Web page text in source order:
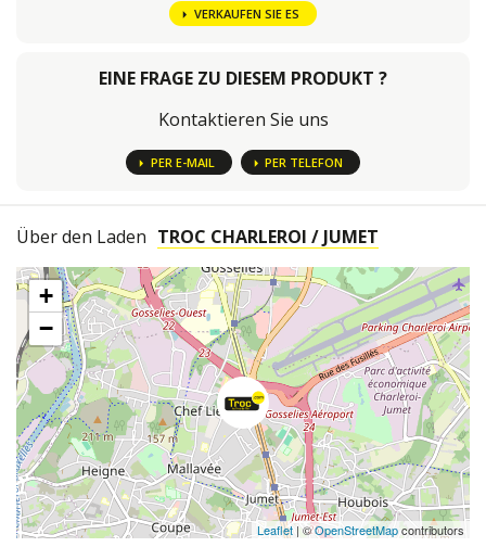
VERKAUFEN SIE ES
EINE FRAGE ZU DIESEM PRODUKT ?
Kontaktieren Sie uns
PER E-MAIL PER TELEFON
Über den Laden TROC CHARLEROI / JUMET
+
−
Leaflet| ©OpenStreetMapcontributors